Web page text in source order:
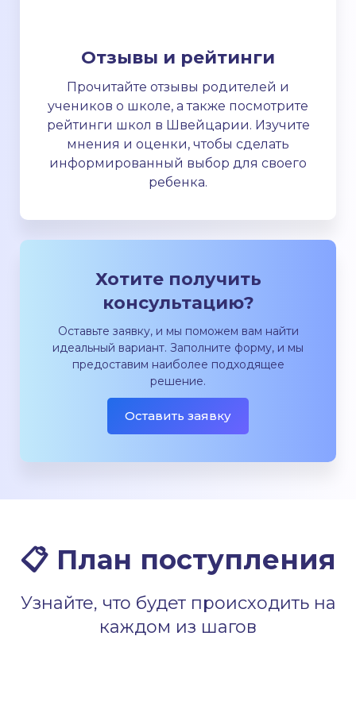
Отзывы и рейтинги
Прочитайте отзывы родителей и
учеников о школе, а также посмотрите
рейтинги школ в Швейцарии. Изучите
мнения и оценки, чтобы сделать
информированный выбор для своего
ребенка.
Хотите получить
консультацию?
Оставьте заявку, и мы поможем вам найти
идеальный вариант. Заполните форму, и мы
предоставим наиболее подходящее
решение.
Оставить заявку
📋 План поступления
Узнайте, что будет происходить на
каждом из шагов